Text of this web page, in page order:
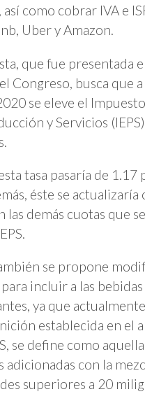
como cobrar IVA e
Uber y Amazon.
que fue presentada
Congreso, busca que
se eleve el
y Servicios
tasa pasaría de
éste se actualizaría
las demás cuotas que
se propone
incluir a las bebidas
ya que
establecida en el
se define como
adicionadas con la
superiores a 20